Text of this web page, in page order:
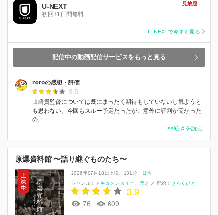
U-NEXT
初回31日間無料
見放題
U-NEXTで今すぐ見る
配信中の動画配信サービスをもっと見る
neroの感想・評価
3.5
山崎貴監督については既にまったく期待もしていないし観ようと
も思わない。今回もスルー予定だったが、意外に評判か高かった
の…
>>続きを読む
原爆資料館 〜語り継ぐものたち〜
2026年07月18日上映 101分
日本
ジャンル：
ドキュメンタリー 歴史 ／ 配給： きろくびと
3.9
76 609